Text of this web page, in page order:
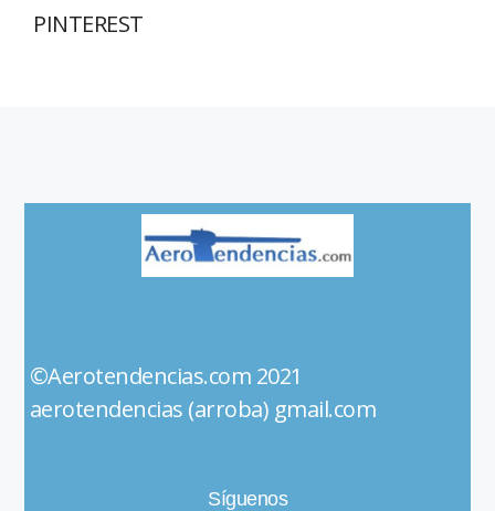
PINTEREST
©Aerotendencias.com 2021
aerotendencias (arroba) gmail.com
Síguenos